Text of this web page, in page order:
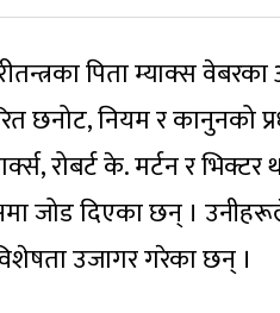
पिता म्याक्स
छनोट, नियम र कानुनको
रोबर्ट के. मर्टन र
जोड दिएका छन् ।
उजागर गरेका छन् ।